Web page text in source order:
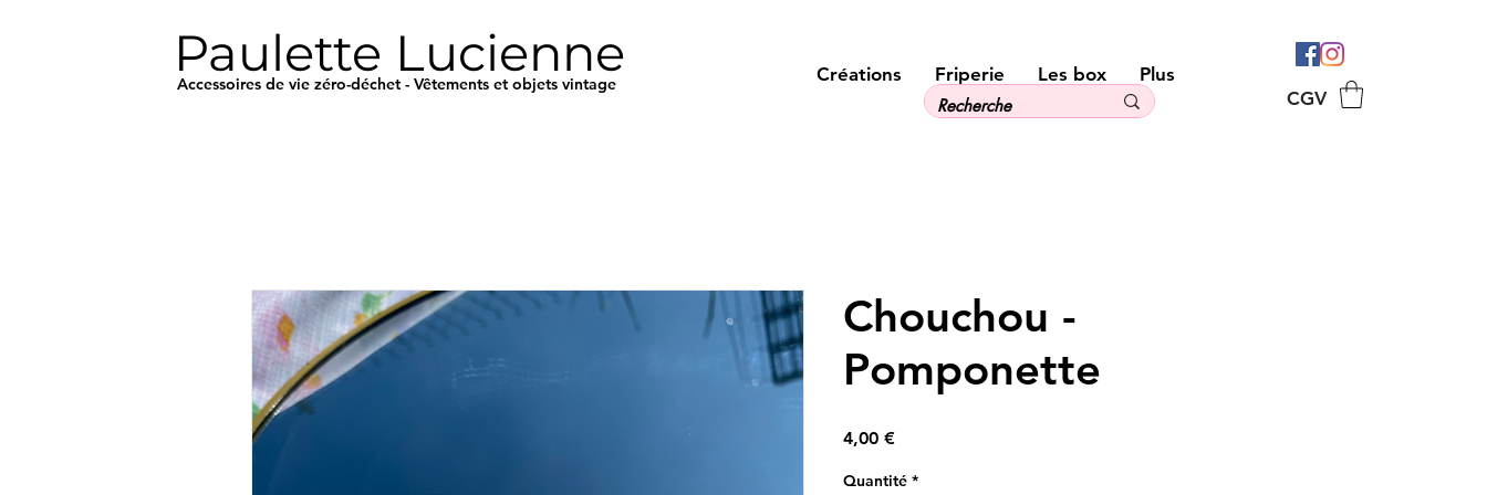
Paulette Lucienne
Accessoires de vie zéro-déchet - Vêtements et objets vintage Créations Friperie Les box
Plus
CGV
Chouchou -
Pomponette
4,00 €Prix
Quantité *